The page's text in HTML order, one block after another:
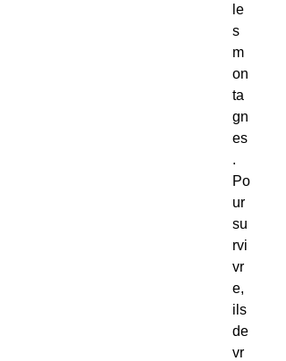
le
s
m
on
ta
gn
es
.
Po
ur
su
rvi
vr
e,
ils
de
vr